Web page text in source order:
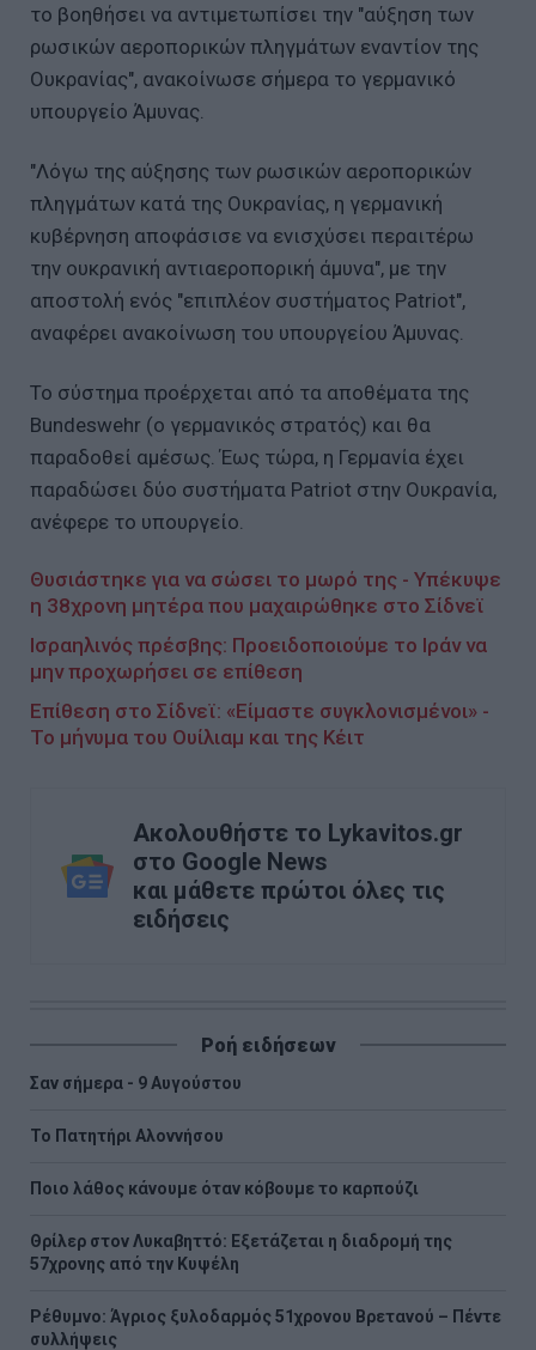
το βοηθήσει να αντιμετωπίσει την "αύξηση των
ρωσικών αεροπορικών πληγμάτων εναντίον της
Ουκρανίας", ανακοίνωσε σήμερα το γερμανικό
υπουργείο Άμυνας.
"Λόγω της αύξησης των ρωσικών αεροπορικών
πληγμάτων κατά της Ουκρανίας, η γερμανική
κυβέρνηση αποφάσισε να ενισχύσει περαιτέρω
την ουκρανική αντιαεροπορική άμυνα", με την
αποστολή ενός "επιπλέον συστήματος Patriot",
αναφέρει ανακοίνωση του υπουργείου Άμυνας.
Το σύστημα προέρχεται από τα αποθέματα της
Bundeswehr (ο γερμανικός στρατός) και θα
παραδοθεί αμέσως. Έως τώρα, η Γερμανία έχει
παραδώσει δύο συστήματα Patriot στην Ουκρανία,
ανέφερε το υπουργείο.
Θυσιάστηκε για να σώσει το μωρό της - Υπέκυψε
η 38χρονη μητέρα που μαχαιρώθηκε στο Σίδνεϊ
Ισραηλινός πρέσβης: Προειδοποιούμε το Ιράν να
μην προχωρήσει σε επίθεση
Επίθεση στο Σίδνεϊ: «Είμαστε συγκλονισμένοι» -
Το μήνυμα του Ουίλιαμ και της Κέιτ
Ακολουθήστε το Lykavitos.gr
στο Google News
και μάθετε πρώτοι όλες τις
ειδήσεις
Ροή ειδήσεων
Σαν σήμερα - 9 Αυγούστου
Το Πατητήρι Αλοννήσου
Ποιο λάθος κάνουμε όταν κόβουμε το καρπούζι
Θρίλερ στον Λυκαβηττό: Εξετάζεται η διαδρομή της
57χρονης από την Κυψέλη
Ρέθυμνο: Άγριος ξυλοδαρμός 51χρονου Βρετανού – Πέντε
συλλήψεις